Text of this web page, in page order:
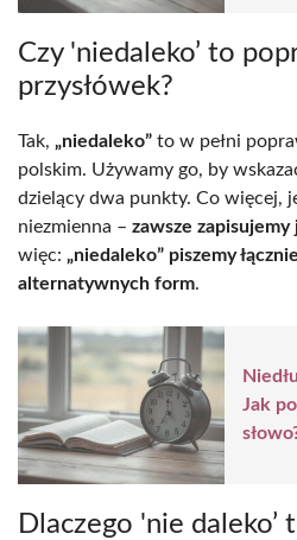
Czy 'niedaleko’ to
przysłówek?
Tak, „niedaleko” to w pełni
polskim. Używamy go, by
dzielący dwa punkty. Co więcej,
niezmienna – zawsze zapisujemy
więc: „niedaleko” piszemy
alternatywnych form.
Jak
Dlaczego 'nie daleko’